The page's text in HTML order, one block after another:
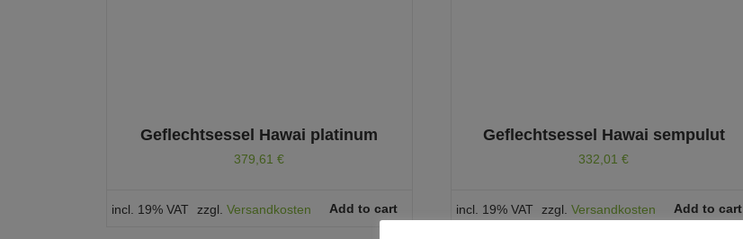
Geflechtsessel Hawai platinum
379,61€
incl. 19% VAT zzgl.Versandkosten Add to cart
Geflechtsessel Hawai sempulut
332,01€
incl. 19% VAT zzgl.Versandkosten Add to cart